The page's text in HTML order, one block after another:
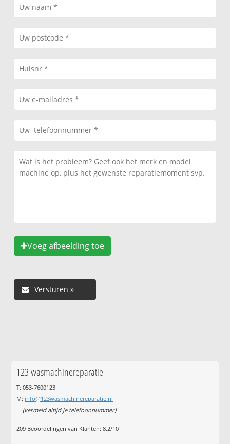
Voeg afbeelding toe
123 wasmachinereparatie
T: 053-7600123
M: info@123wasmachinereparatie.nl
(vermeld altijd je telefoonnummer)
209 Beoordelingen van Klanten:8.2/10